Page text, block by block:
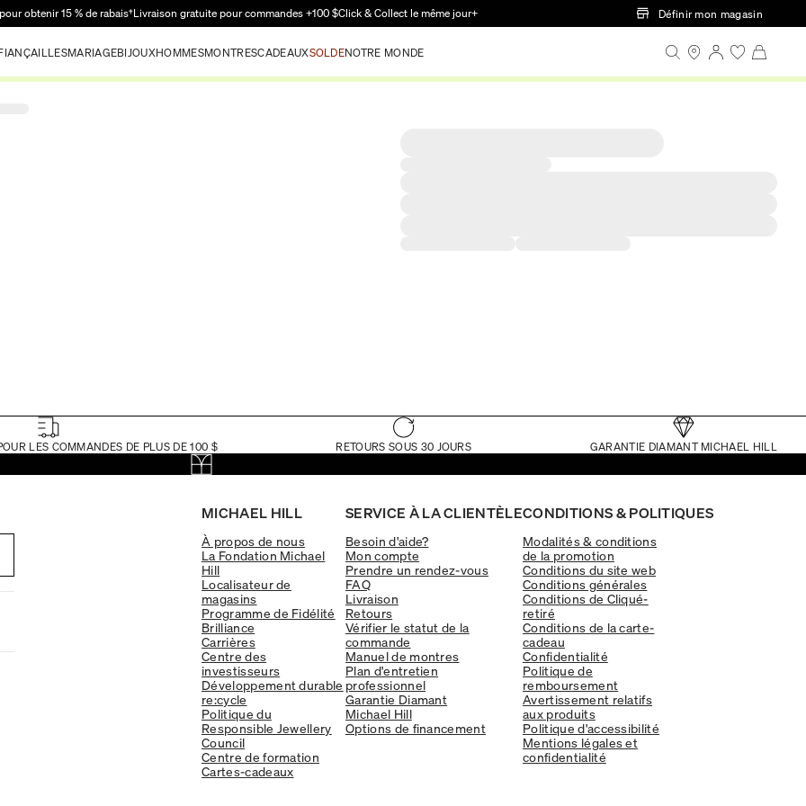
Passer au contenu principal
obtenir 15 % de rabais†Livraison gratuite pour commandes +100 $Click & Collect le même jour+ Définir mon magasin
MARIAGEBIJOUXHOMMESMONTRESCADEAUXSOLDENOTRE MONDE
LES COMMANDES DE PLUS DE 100 $ RETOURS SOUS 30 JOURS GARANTIE DIAMANT MICHAEL HILL
MICHAEL HILL
À propos de nous
La Fondation Michael
Hill
Localisateur de
magasins
Programme de Fidélité
Brilliance
Carrières
Centre des
investisseurs
Développement durable
re:cycle
Politique du
Responsible Jewellery
Council
Centre de formation
Cartes-cadeaux
SERVICE À LA CLIENTÈLE
Besoin d'aide?
Mon compte
Prendre un rendez-vous
FAQ
Livraison
Retours
Vérifier le statut de la
commande
Manuel de montres
Plan d'entretien
professionnel
Garantie Diamant
Michael Hill
Options de financement
CONDITIONS & POLITIQUES
Modalités & conditions
de la promotion
Conditions du site web
Conditions générales
Conditions de Cliqué-
retiré
Conditions de la carte-
cadeau
Confidentialité
Politique de
remboursement
Avertissement relatifs
aux produits
Politique d'accessibilité
Mentions légales et
confidentialité